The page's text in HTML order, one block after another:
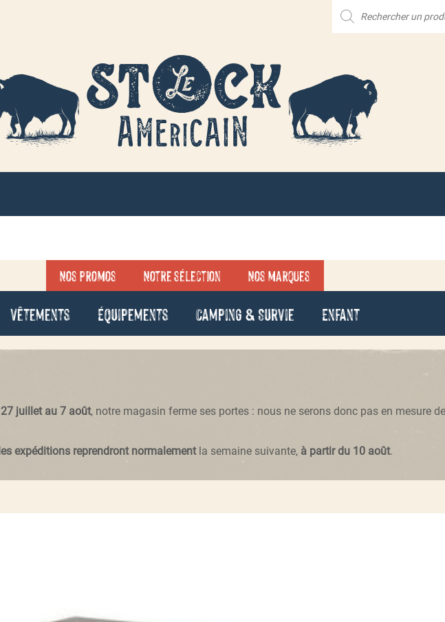
Nos promos Notre sélection Nos marques
Vêtements Équipements Camping & Survie Enfant
27 juillet au 7 août, notre magasin ferme ses portes : nous ne serons donc pas en mesure
les expéditions reprendront normalementla semaine suivante, à partir du 10 août.